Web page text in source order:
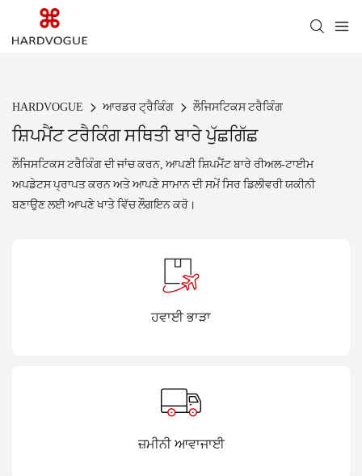
HARDVOGUE ਆਰਡਰ ਟ੍ਰੈਕਿੰਗ ਲੌਜਿਸਟਿਕਸ ਟਰੈਕਿੰਗ
ਸ਼ਿਪਮੈਂਟ ਟਰੈਕਿੰਗ ਸਥਿਤੀ ਬਾਰੇ ਪੁੱਛਗਿੱਛ
ਲੌਜਿਸਟਿਕਸ ਟਰੈਕਿੰਗ ਦੀ ਜਾਂਚ ਕਰਨ, ਆਪਣੀ ਸ਼ਿਪਮੈਂਟ ਬਾਰੇ ਰੀਅਲ-ਟਾਈਮ
ਅਪਡੇਟਸ ਪ੍ਰਾਪਤ ਕਰਨ ਅਤੇ ਆਪਣੇ ਸਾਮਾਨ ਦੀ ਸਮੇਂ ਸਿਰ ਡਿਲੀਵਰੀ ਯਕੀਨੀ
ਬਣਾਉਣ ਲਈ ਆਪਣੇ ਖਾਤੇ ਵਿੱਚ ਲੌਗਇਨ ਕਰੋ।
ਹਵਾਈ ਭਾੜਾ
ਜ਼ਮੀਨੀ ਆਵਾਜਾਈ